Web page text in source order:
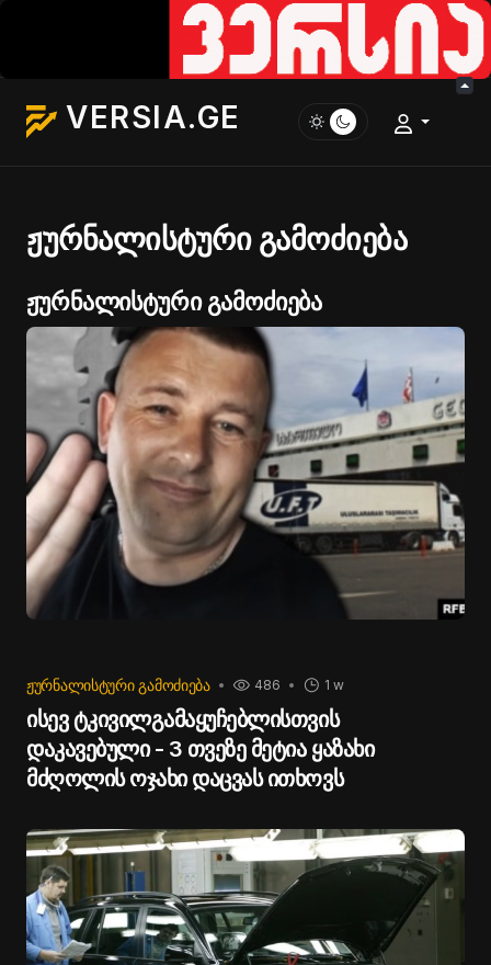
VERSIA.GE
ჟურნალისტური გამოძიება
ჟურნალისტური გამოძიება
ᲟᲣᲠᲜᲐᲚᲘᲡᲢᲣᲠᲘ ᲒᲐᲛᲝᲫᲘᲔᲑᲐ 1 w
486
ისევ ტკივილგამაყუჩებლისთვის
დაკავებული - 3 თვეზე მეტია ყაზახი
მძღოლის ოჯახი დაცვას ითხოვს